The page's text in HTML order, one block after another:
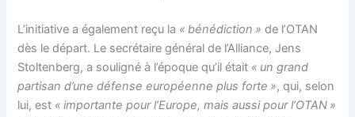
L’initiative a également reçu la « bénédiction » de l’OTAN
dès le départ. Le secrétaire général de l’Alliance, Jens
Stoltenberg, a souligné à l’époque qu’il était « un grand
partisan d’une défense européenne plus forte », qui, selon
lui, est « importante pour l’Europe, mais aussi pour l’OTAN »